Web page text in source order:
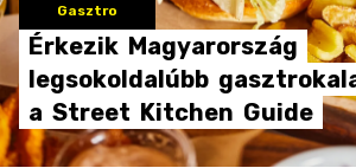
Gasztro
Érkezik Magyarország
legsokoldalúbb
a Street Kitchen Guide